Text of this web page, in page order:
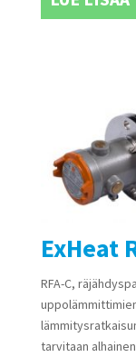
ExHeat
RFA-C,
tarvitaan